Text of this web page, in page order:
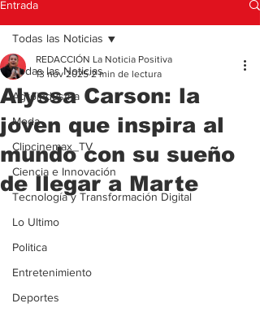
Entrada
Todas las Noticias
Agroindustria
Moda
Clipcinemax_TV
Ciencia e Innovación
Tecnología y Transformación Digital
Lo Ultimo
Politica
Entretenimiento
Deportes
Todas las Noticias
Alyssa Carson: la
joven que inspira al
mundo con su sueño
de llegar a Marte
REDACCIÓN La Noticia Positiva
13 nov 2025 2 min de lectura